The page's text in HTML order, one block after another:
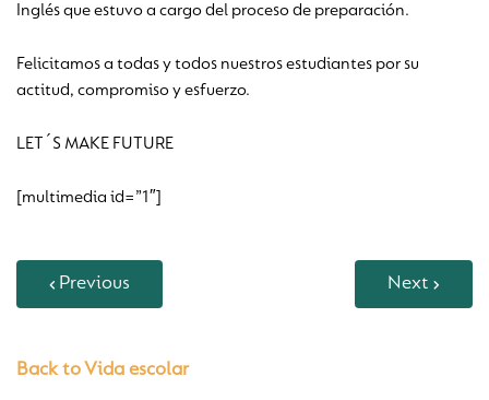
Inglés que estuvo a cargo del proceso de preparación.
Felicitamos a todas y todos nuestros estudiantes por su
actitud, compromiso y esfuerzo.
LET´S MAKE FUTURE
[multimedia id=”1″]
Previous Next
Back to Vida escolar